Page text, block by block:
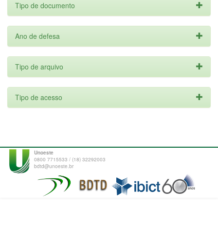
Tipo de documento
Ano de defesa
Tipo de arquivo
Tipo de acesso
Unoeste
0800 7715533 / (18) 32292003
bdtd@unoeste.br